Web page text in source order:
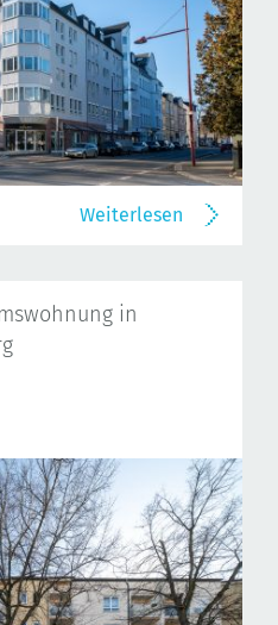
Weiterlesen
in